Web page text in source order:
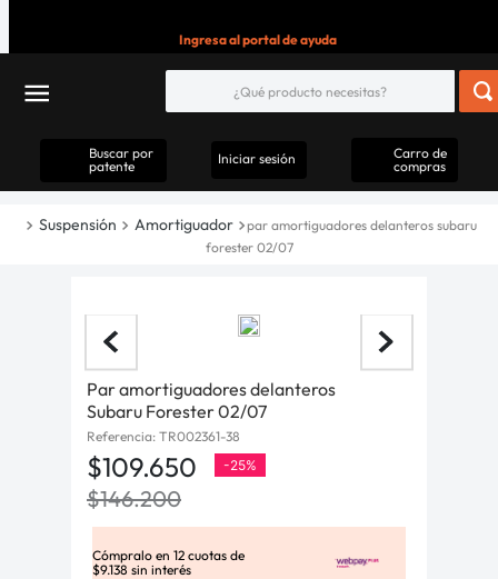
Ingresa al portal de ayuda
Buscar por
patente
Iniciar sesión
Carro de
compras
Suspensión Amortiguador
par amortiguadores delanteros subaru
forester 02/07
Par amortiguadores delanteros
Subaru Forester 02/07
Referencia: TR002361-38
$109.650 -25%
$146.200
Cómpralo en 12 cuotas de
$9.138 sin interés